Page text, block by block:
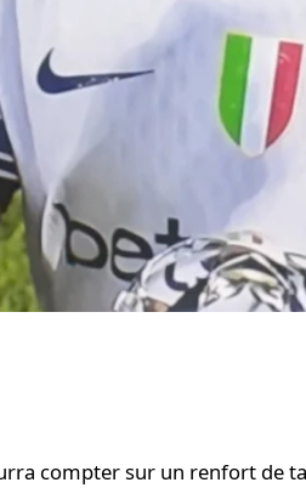
compter sur un renfort de